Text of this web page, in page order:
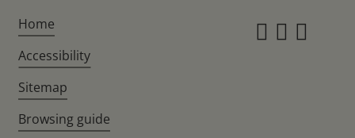
Home
Accessibility
Sitemap
Browsing guide